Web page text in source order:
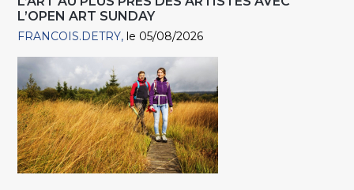
L’OPEN ART SUNDAY
FRANCOIS.DETRY le 05/08/2026